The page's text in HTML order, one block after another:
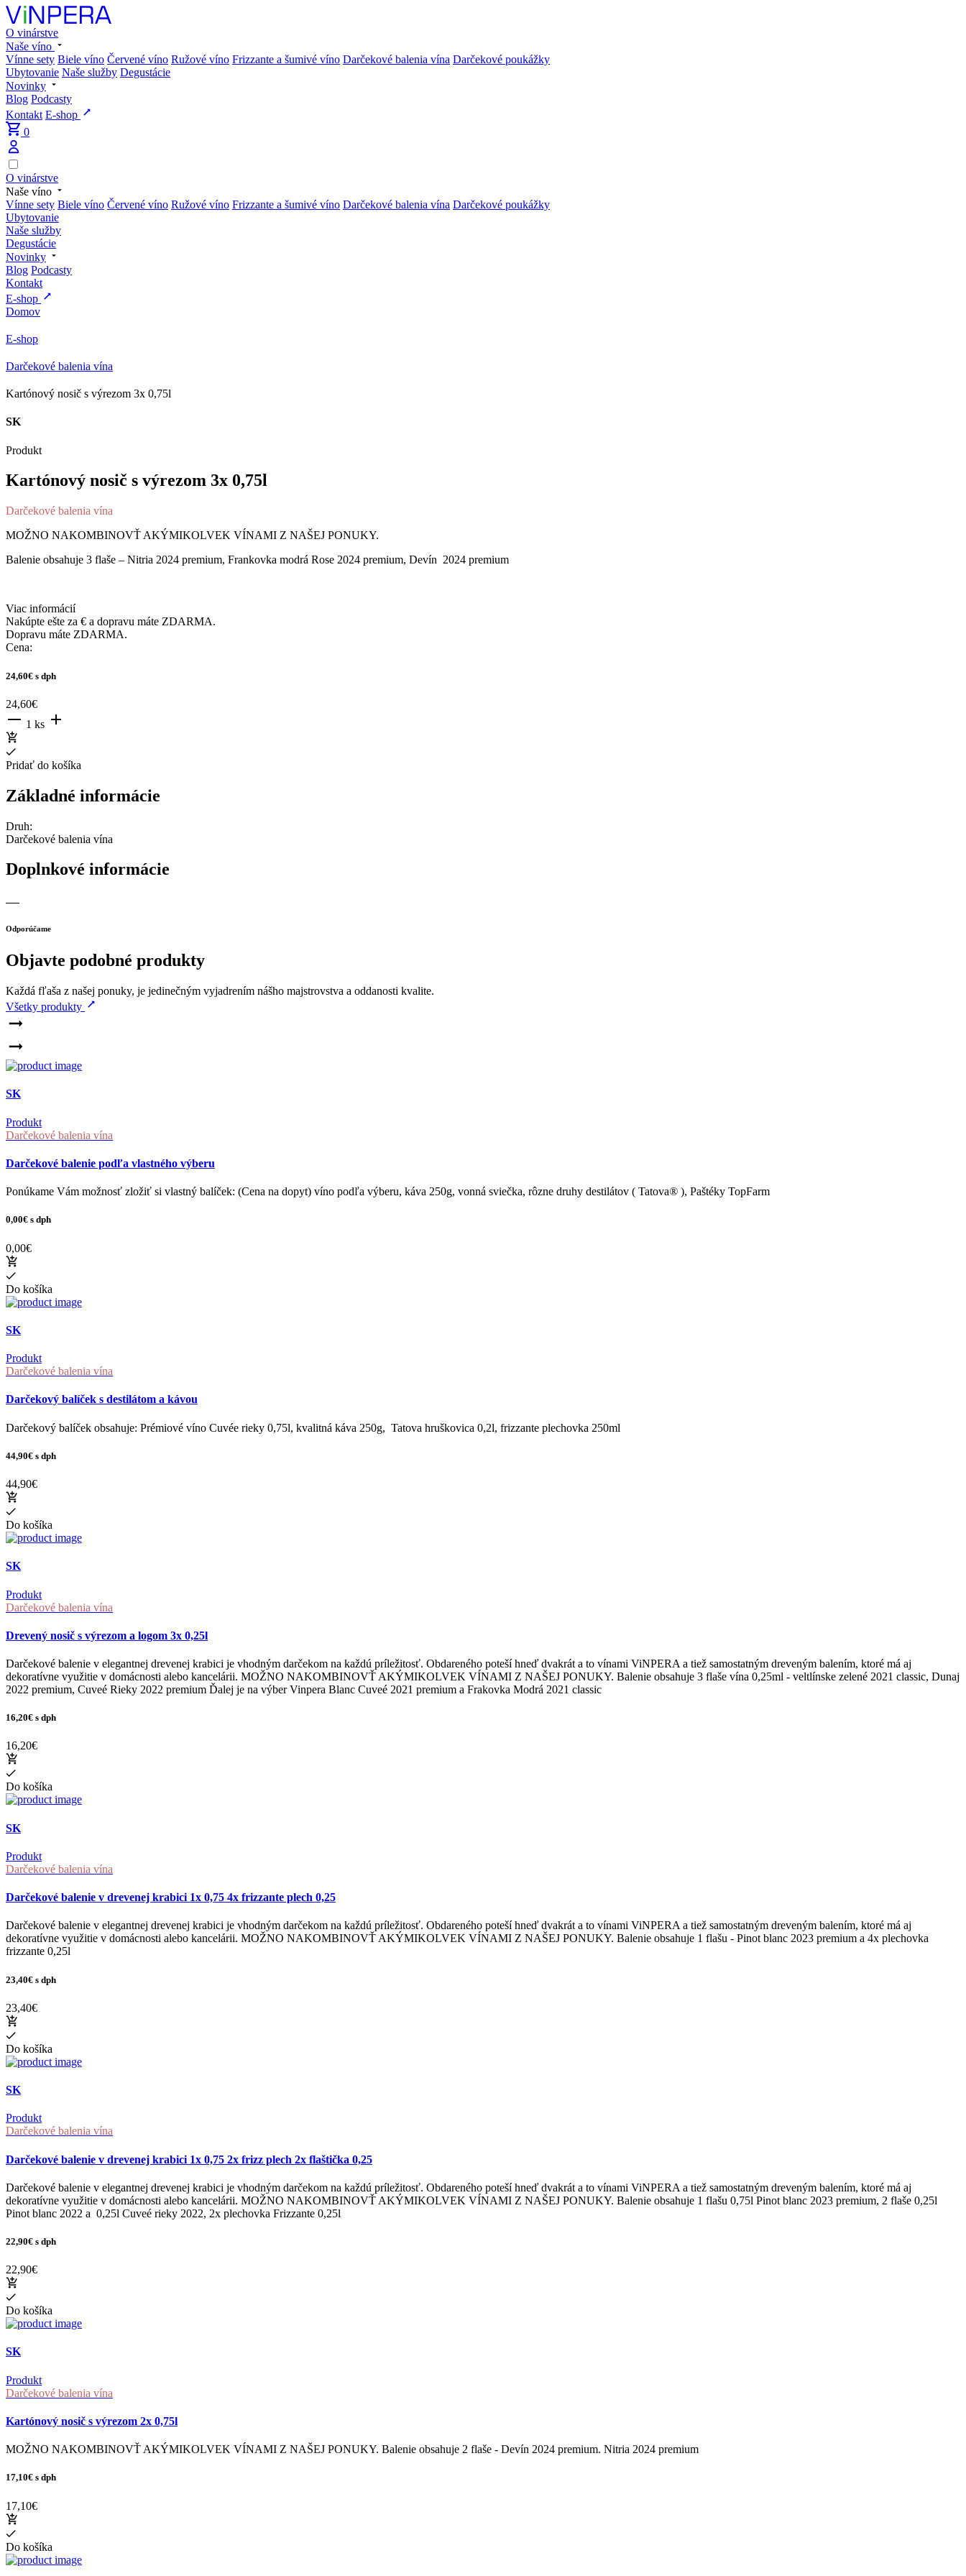
O vinárstve
Naše víno
Vínne sety Biele víno Červené víno Ružové víno Frizzante a šumivé víno Darčekové balenia vína Darčekové poukážky
Ubytovanie Naše služby Degustácie
Novinky
Blog Podcasty
Kontakt E-shop
0
O vinárstve
Naše víno
Vínne sety Biele víno Červené víno Ružové víno Frizzante a šumivé víno Darčekové balenia vína Darčekové poukážky
Ubytovanie
Naše služby
Degustácie
Novinky
Blog Podcasty
Kontakt
E-shop
Domov
E-shop
Darčekové balenia vína
Kartónový nosič s výrezom 3x 0,75l
SK
Produkt
Kartónový nosič s výrezom 3x 0,75l
Darčekové balenia vína
MOŽNO NAKOMBINOVŤ AKÝMIKOLVEK VÍNAMI Z NAŠEJ PONUKY.
Balenie obsahuje 3 flaše – Nitria 2024 premium, Frankovka modrá Rose 2024 premium, Devín 2024 premium
Viac informácií
Nakúpte ešte za € a dopravu máte ZDARMA.
Dopravu máte ZDARMA.
Cena:
24,60€ s dph
24,60€
1 ks
Pridať do košíka
Základné informácie
Druh:
Darčekové balenia vína
Doplnkové informácie
Odporúčame
Objavte podobné produkty
Každá fľaša z našej ponuky, je jedinečným vyjadrením nášho majstrovstva a oddanosti kvalite.
Všetky produkty
SK
Produkt
Darčekové balenia vína
Darčekové balenie podľa vlastného výberu
Ponúkame Vám možnosť zložiť si vlastný balíček: (Cena na dopyt) víno podľa výberu, káva 250g, vonná sviečka, rôzne druhy destilátov ( Tatova® ), Paštéky TopFarm
0,00€ s dph
0,00€
Do košíka
SK
Produkt
Darčekové balenia vína
Darčekový balíček s destilátom a kávou
Darčekový balíček obsahuje: Prémiové víno Cuvée rieky 0,75l, kvalitná káva 250g, Tatova hruškovica 0,2l, frizzante plechovka 250ml
44,90€ s dph
44,90€
Do košíka
SK
Produkt
Darčekové balenia vína
Drevený nosič s výrezom a logom 3x 0,25l
Darčekové balenie v elegantnej drevenej krabici je vhodným darčekom na každú príležitosť. Obdareného poteší hneď dvakrát a to vínami ViNPERA a tiež samostatným dreveným balením, ktoré má aj
dekoratívne využitie v domácnosti alebo kancelárii. MOŽNO NAKOMBINOVŤ AKÝMIKOLVEK VÍNAMI Z NAŠEJ PONUKY. Balenie obsahuje 3 flaše vína 0,25ml - veltlínske zelené 2021 classic, Dunaj
2022 premium, Cuveé Rieky 2022 premium Ďalej je na výber Vinpera Blanc Cuveé 2021 premium a Frakovka Modrá 2021 classic
16,20€ s dph
16,20€
Do košíka
SK
Produkt
Darčekové balenia vína
Darčekové balenie v drevenej krabici 1x 0,75 4x frizzante plech 0,25
Darčekové balenie v elegantnej drevenej krabici je vhodným darčekom na každú príležitosť. Obdareného poteší hneď dvakrát a to vínami ViNPERA a tiež samostatným dreveným balením, ktoré má aj
dekoratívne využitie v domácnosti alebo kancelárii. MOŽNO NAKOMBINOVŤ AKÝMIKOLVEK VÍNAMI Z NAŠEJ PONUKY. Balenie obsahuje 1 flašu - Pinot blanc 2023 premium a 4x plechovka
frizzante 0,25l
23,40€ s dph
23,40€
Do košíka
SK
Produkt
Darčekové balenia vína
Darčekové balenie v drevenej krabici 1x 0,75 2x frizz plech 2x flaštička 0,25
Darčekové balenie v elegantnej drevenej krabici je vhodným darčekom na každú príležitosť. Obdareného poteší hneď dvakrát a to vínami ViNPERA a tiež samostatným dreveným balením, ktoré má aj
dekoratívne využitie v domácnosti alebo kancelárii. MOŽNO NAKOMBINOVŤ AKÝMIKOLVEK VÍNAMI Z NAŠEJ PONUKY. Balenie obsahuje 1 flašu 0,75l Pinot blanc 2023 premium, 2 flaše 0,25l
Pinot blanc 2022 a 0,25l Cuveé rieky 2022, 2x plechovka Frizzante 0,25l
22,90€ s dph
22,90€
Do košíka
SK
Produkt
Darčekové balenia vína
Kartónový nosič s výrezom 2x 0,75l
MOŽNO NAKOMBINOVŤ AKÝMIKOLVEK VÍNAMI Z NAŠEJ PONUKY. Balenie obsahuje 2 flaše - Devín 2024 premium. Nitria 2024 premium
17,10€ s dph
17,10€
Do košíka